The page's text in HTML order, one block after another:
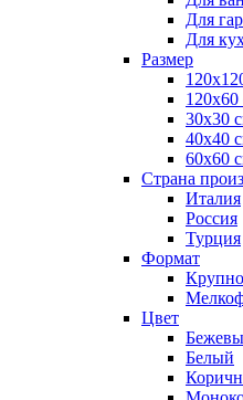
Для
Для
Размер
120x60
30x30
40x40
60x60
Страна
Италия
Россия
Турция
Формат
Цвет
Белый